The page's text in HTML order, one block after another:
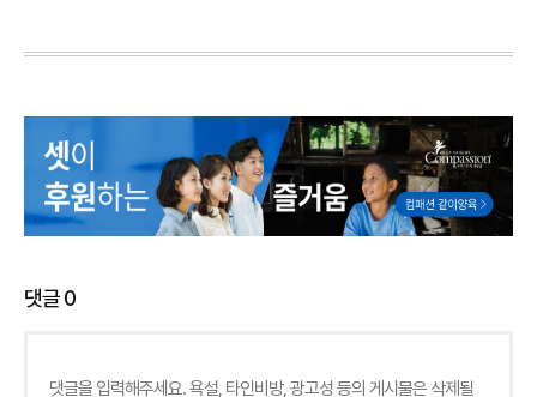
댓글0